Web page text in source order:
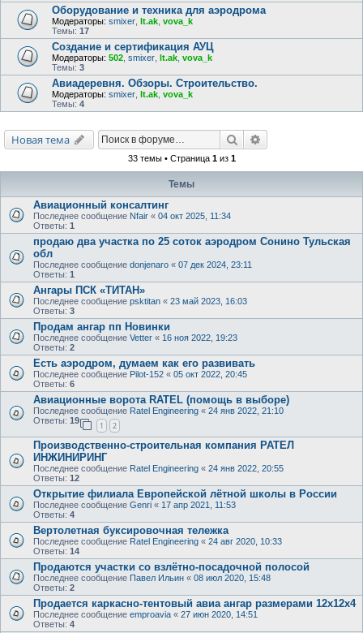
Оборудование и техника для аэродрома
Модераторы: smixer lt.ak vova_k
Темы: 17
Создание и сертификация АУЦ
Модераторы: 502 smixer lt.ak vova_k
Темы: 3
Авиадеревня. Обзоры. Строительство.
Модераторы: smixer lt.ak vova_k
Темы: 4
Новая тема Поиск
33 темы • Страница 1из 1
Темы
Авиационный консалтинг
Последнее сообщение Nfair « 04 окт 2025, 11:34
Ответы: 1
продаю два участка по 25 соток аэродром Сонино Тульская
обл
Последнее сообщение donjenaro « 07 дек 2024, 23:11
Ответы: 1
Ангары ПСК «ТИТАН»
Последнее сообщение psktitan « 23 май 2023, 16:03
Ответы: 3
Продам ангар пп Новинки
Последнее сообщение Vetter « 16 ноя 2022, 19:23
Ответы: 2
Есть аэродром, думаем как его развивать
Последнее сообщение Pilot-152 « 05 окт 2022, 20:45
Ответы: 6
Авиационные ворота RATEL (помощь в выборе)
Последнее сообщение Ratel Engineering « 24 янв 2022, 21:10
Ответы: 19
1 2
Производственно-строительная компания РАТЕЛ
ИНЖИНИРИНГ
Последнее сообщение Ratel Engineering « 24 янв 2022, 20:55
Ответы: 12
Открытие филиала Европейской лётной школы в России
Последнее сообщение Genri « 17 апр 2021, 11:53
Ответы: 4
Вертолетная буксировочная тележка
Последнее сообщение Ratel Engineering « 24 авг 2020, 10:33
Ответы: 14
Продаются участки со взлётно-посадочной полосой
Последнее сообщение Павел Ильин « 08 июл 2020, 15:48
Ответы: 2
Продается каркасно-тентовый авиа ангар размерами 12х12х4
Последнее сообщение emproavia « 27 июн 2020, 14:51
Ответы: 4